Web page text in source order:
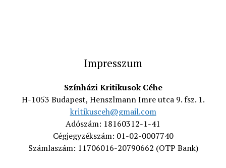
Impresszum
Színházi Kritikusok Céhe
H-1053 Budapest, Henszlmann Imre utca 9. fsz. 1.
kritikusceh@gmail.com
Adószám: 18160312-1-41
Cégjegyzékszám: 01-02-0007740
Számlaszám: 11706016-20790662 (OTP Bank)